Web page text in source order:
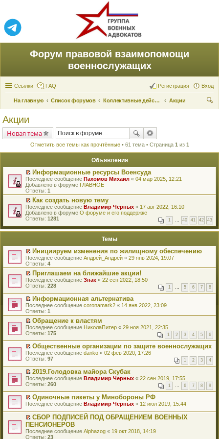
Форум правовой взаимопомощи
военнослужащих
Ссылки FAQ Вход
Регистрация
На главную Список форумов Коллективные действия по защите прав
Акции
Акции
Новая тема
Отметить все темы как прочтённые• 61 тема • Страница 1 из 1
Объявления
П
е
р
е
й
т
и
к
е
о
м
у
н
е
п
р
о
ч
и
т
а
н
н
о
м
у
с
о
о
б
щ
е
н
ю
Информационные ресурсы Военсуда
Последнее сообщение Пахомов Михаил « 04 мар 2025, 12:21
Добавлено в форуме ГЛАВНОЕ
Ответы: 1
П
е
р
й
к
п
е
р
в
о
м
у
н
е
п
р
о
ч
и
т
а
н
н
о
у
с
о
о
б
щ
е
н
и
ю
Как создать новую тему
Последнее сообщение Владимир Черных « 17 авг 2022, 16:10
Добавлено в форуме О форуме и его поддержке
Ответы: 1281 1 … 40 41 42 43
Темы
П
е
р
й
т
к
п
е
р
в
о
м
н
е
п
р
о
ч
и
т
а
н
н
м
у
с
о
Инициируем изменения по жилищному обеспечению
Последнее сообщение Андрей_Андрей « 29 янв 2024, 19:07
Ответы: 4
П
е
е
й
т
и
к
п
е
р
в
о
м
у
н
е
п
р
ч
и
т
а
н
н
о
м
Приглашаем на ближайшие акции!
Последнее сообщение Знак « 22 сен 2022, 18:50
Ответы: 228 1 … 5 6 7 8
П
е
р
е
й
т
к
п
е
р
в
о
м
у
н
е
п
о
ч
и
т
Информационная альтернатива
Последнее сообщение coronamark2 « 14 янв 2022, 23:09
Ответы: 1
П
е
е
й
т
и
к
п
е
р
в
о
м
н
е
п
р
о
Обращение к властям
Последнее сообщение НиколаПитер « 29 ноя 2021, 22:35
Ответы: 175 1 2 3 4 5 6
П
е
е
й
т
и
к
п
е
в
о
м
у
Общественные организации по защите военнослужащих
Последнее сообщение danko « 02 фев 2020, 17:26
Ответы: 97 1 2 3 4
П
е
е
й
т
и
к
п
е
р
2019.Голодовка майора Скубак
Последнее сообщение Владимир Черных « 22 сен 2019, 17:55
Ответы: 260 1 … 6 7 8 9
П
р
е
й
т
и
Одиночные пикеты у Минобороны РФ
Последнее сообщение Владимир Черных « 12 июл 2019, 15:44
П
е
р
СБОР ПОДПИСЕЙ ПОД ОБРАЩЕНИЕМ ВОЕННЫХ
ПЕНСИОНЕРОВ
Последнее сообщение Alphazog « 19 окт 2018, 14:19
Ответы: 23